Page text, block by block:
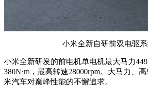
小米全新自研前双电驱
小米全新研发的前电机单电机最大马力
380N·m，最高转速28000rpm。大马力、
米汽车对巅峰性能的不懈追求。